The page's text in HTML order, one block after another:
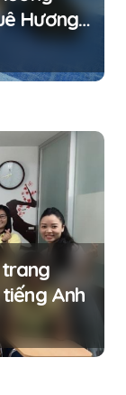
Hương
trang
Anh